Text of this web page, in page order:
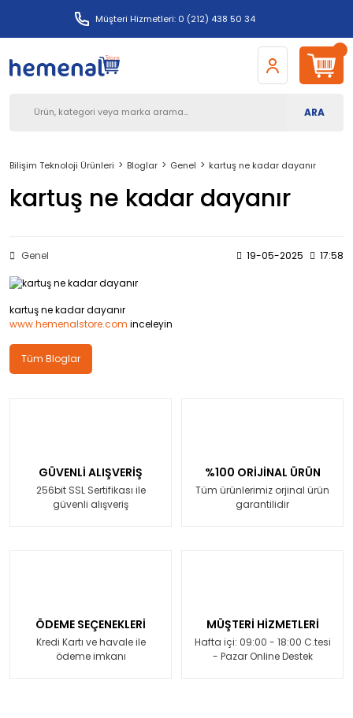
Müşteri Hizmetleri: 0 (212) 438 50 34
ARA
Bilişim Teknoloji Ürünleri Bloglar Genel kartuş ne kadar dayanır
kartuş ne kadar dayanır
Genel 19-05-2025 17:58
kartuş ne kadar dayanır
www.hemenalstore.com inceleyin
Tüm Bloglar
GÜVENLİ ALIŞVERİŞ
256bit SSL Sertifikası ile
güvenli alışveriş
%100 ORİJİNAL ÜRÜN
Tüm ürünlerimiz orjinal ürün
garantilidir
ÖDEME SEÇENEKLERİ
Kredi Kartı ve havale ile
ödeme imkanı
MÜŞTERİ HİZMETLERİ
Hafta içi: 09:00 - 18:00 C.tesi
- Pazar Online Destek